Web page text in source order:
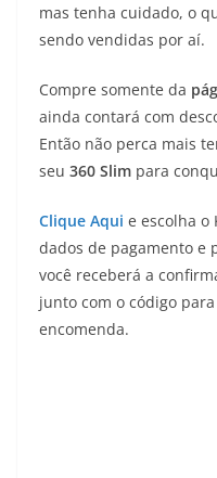
mas tenha cuidado, o
sendo vendidas por aí.
Compre somente da
ainda contará com
Então não perca mais
seu 360 Slim para
Clique Aqui e escolha o
dados de pagamento e
você receberá a
junto com o código
encomenda.